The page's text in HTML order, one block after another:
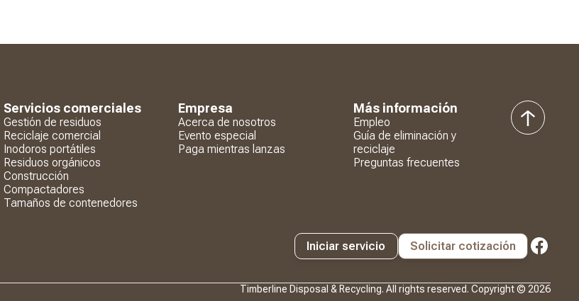
Servicios comerciales
Gestión de residuos
Reciclaje comercial
Inodoros portátiles
Residuos orgánicos
Construcción
Compactadores
Tamaños de contenedores
Empresa
Acerca de nosotros
Evento especial
Paga mientras lanzas
Más información
Empleo
Guía de eliminación y
reciclaje
Preguntas frecuentes
volver
al
Iniciar servicio Solicitar cotización
Timberline Disposal & Recycling. All rights reserved. Copyright © 2026